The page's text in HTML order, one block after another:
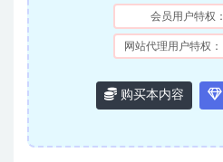
会员用户特权：
网站代理用户特权：
购买本内容